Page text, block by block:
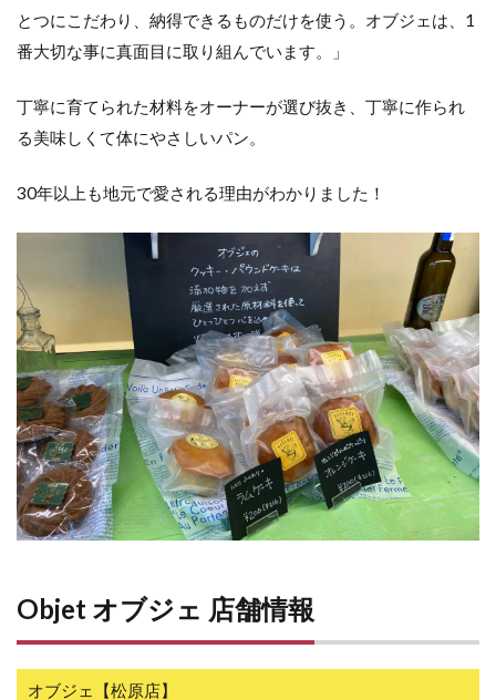
とつにこだわり、納得できるものだけを使う。オブジェは、1
番大切な事に真面目に取り組んでいます。」
丁寧に育てられた材料をオーナーが選び抜き、丁寧に作られ
る美味しくて体にやさしいパン。
30年以上も地元で愛される理由がわかりました！
Objet オブジェ 店舗情報
オブジェ【松原店】